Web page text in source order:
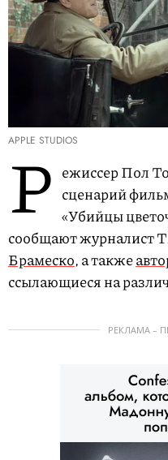
APPLE STUDIOS
Р ежиссер Пол
сценарий
«Убийцы
сообщают журналист
Брамеско, а также
ссылающиеся на
РЕКЛАМА –